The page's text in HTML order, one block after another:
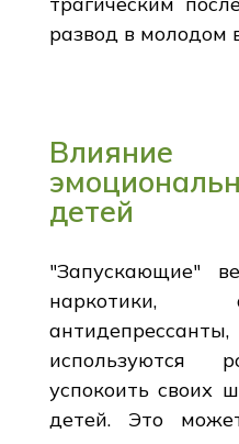
развод в молодом
детей
"Запускающие"
наркотики,
используются
успокоить своих
детей. Это